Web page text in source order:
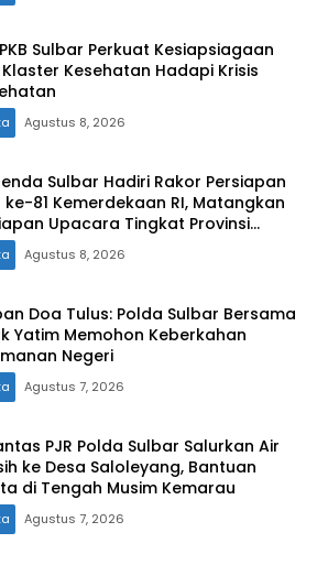
Sulbar Perkuat Kesiapsiagaan
Klaster Kesehatan Hadapi Krisis
Agustus 8, 2026
Sulbar Hadiri Rakor Persiapan
ke-81 Kemerdekaan RI, Matangkan
Upacara Tingkat Provinsi
Barat
Agustus 8, 2026
Doa Tulus: Polda Sulbar Bersama
Yatim Memohon Keberkahan
Negeri
Agustus 7, 2026
PJR Polda Sulbar Salurkan Air
ke Desa Saloleyang, Bantuan
di Tengah Musim Kemarau
Agustus 7, 2026